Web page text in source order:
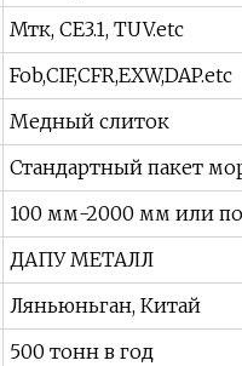
Мтк, CE3.1, TUV.etc
Fob,CIF,CFR,EXW,DAP.etc
Медный слиток
Стандартный пакет
100 мм-2000 мм или по
ДАПУ МЕТАЛЛ
Ляньюньган, Китай
500 тонн в год